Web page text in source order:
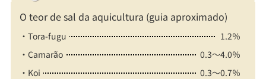
O teor de sal da aquicultura (guia aproximado)
・Tora-fugu
1.2％
・Camarão
0.3～4.0％
・Koi
0.3～0.7％